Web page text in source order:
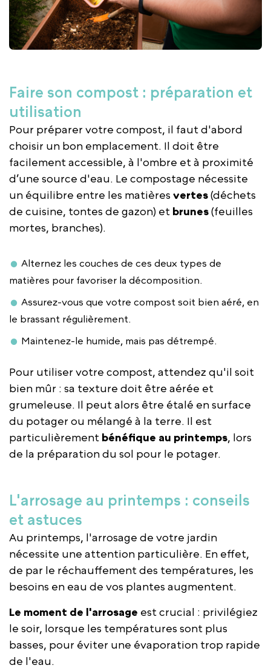
Faire son compost : préparation et
utilisation
Pour préparer votre compost, il faut d'abord
choisir un bon emplacement. Il doit être
facilement accessible, à l'ombre et à proximité
d’une source d'eau. Le compostage nécessite
un équilibre entre les matières vertes(déchets
de cuisine, tontes de gazon) et brunes(feuilles
mortes, branches).
Alternez les couches de ces deux types de
matières pour favoriser la décomposition.
Assurez-vous que votre compost soit bien aéré, en
le brassant régulièrement.
Maintenez-le humide, mais pas détrempé.
Pour utiliser votre compost, attendez qu'il soit
bien mûr : sa texture doit être aérée et
grumeleuse. Il peut alors être étalé en surface
du potager ou mélangé à la terre. Il est
particulièrement bénéfique au printemps, lors
de la préparation du sol pour le potager.
L'arrosage au printemps : conseils
et astuces
Au printemps, l'arrosage de votre jardin
nécessite une attention particulière. En effet,
de par le réchauffement des températures, les
besoins en eau de vos plantes augmentent.
Le moment de l'arrosage est crucial : privilégiez
le soir, lorsque les températures sont plus
basses, pour éviter une évaporation trop rapide
de l'eau.